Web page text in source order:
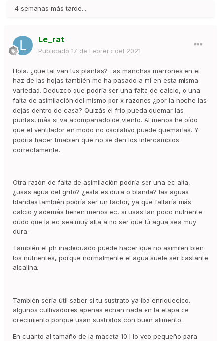
4 semanas más tarde...
Le_rat
Publicado 17 de Febrero del 2021
Hola. ¿que tal van tus plantas? Las manchas marrones en el
haz de las hojas también me ha pasado a mí en esta misma
variedad. Deduzco que podría ser una falta de calcio, o una
falta de asimilación del mismo por x razones ¿por la noche las
dejas dentro de casa? Quizás el frío pueda quemar las
puntas, más si va acompañado de viento. Al menos he oído
que el ventilador en modo no oscilativo puede quemarlas. Y
podria hacer tmabien que no se den los intercambios
correctamente.
Otra razón de falta de asimilación podría ser una ec alta,
¿usas agua del grifo? ¿esta es dura o blanda? las aguas
blandas también podría ser un factor, ya que faltaría más
calcio y además tienen menos ec, si usas tan poco nutriente
dudo que la ec sea muy alta a no ser que tú agua sea muy
dura.
También el ph inadecuado puede hacer que no asimilen bien
los nutrientes, porque normalmente el agua suele ser bastante
alcalina.
También sería útil saber si tu sustrato ya iba enriquecido,
algunos cultivadores apenas echan nada en la etapa de
crecimiento porque usan sustratos con buen alimento.
En cuanto al tamaño de la maceta 10 l lo veo pequeño para